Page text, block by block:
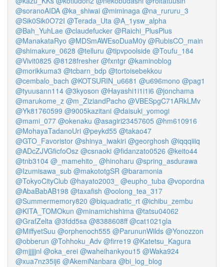
@soranoAIDA @ka_shiwai @miminaga @na_rururu_3
@Sik0Sik0O72I @Terada_Uta @A_1ysw_alpha
@Bah_YuhLae @claudefucker @Raichi_PlusPlus
@ManakataRyo @MDSmAWEsoDuaM0y @RubisCO_main
@shimakure_0628 @telluru @tipvpoolside @Toufu_184
@Vivit0825 @8128fresher @fxntgr @kaminoblog
@morikkuma3 @tcbarn_bdp @tortoisebekkou
@cembalo_bach @KOTSURIN_u6681 @u696mono @pag1
@tyuusann114 @3kyoson @Hayashi1i1i1i6 @jonchama
@marukome_z @m_ZiziandPacho @VBESpgC71ARkLMv
@Yk81760599 @9005kazitani @daisuki_yomogi
@mami_077 @okenaku @asagiri23457605 @hm610916
@MohayaTadanoUri @peykd55 @takao47
@GTO_Favoristor @shinya_iwakiri @georghosh @iqqqiiiq
@ADcZJVGficfoOsz @csnaoki @fidanzato0526 @keito44
@tnb3104 @_mamehito_ @hinoharu @spring_asdurawa
@Izumisawa_sub @makototgSR @baramonia
@TokyoCityClub @hayato2003_ @eupho_tuba @vopordna
@AbaBabAB198 @taxafish @oolong_tea_317
@Summermemory820 @biquadratic_rt @ichibu_zembu
@KITA_TOMOkun @minamichishima @tatsu04062
@GrafZelta @3fdd5sa @8388608ff @cat1021gla
@MiffyetSuu @orphenoch555 @ParununWilds @Yonozzon
@obberun @Tohhoku_Adv @firre19 @Katetsu_Kagura
@mjjjjjnl @oka_erei @waheihankyou15 @Waka924
@xua7nz35ij6 @AkemiNanbara @bi_log_blog